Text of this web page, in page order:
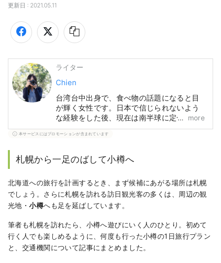
更新日 : 2021.05.11
ライター
Chien
台湾台中出身で、食べ物の話題になると目
が輝く女性です。日本で信じられないよう
な経験をした後、現在は南半球に定住し、
写真と文章を通じて旅の貴重な思い出や発
見を記録し続けています。著書には「日
海の幸、街の風景と日常、2190X四季の風
more
本サービスにはプロモーションが含まれています
札幌から一足のばして小樽へ
北海道への旅行を計画するとき、まず候補にあがる場所は札幌
でしょう。さらに札幌を訪れる訪日観光客の多くは、周辺の観
光地・小樽へも足を延ばしています。
筆者も札幌を訪れたら、小樽へ遊びにいく人のひとり。初めて
行く人でも楽しめるように、何度も行った小樽の1日旅行プラン
と、交通機関について記事にまとめました。